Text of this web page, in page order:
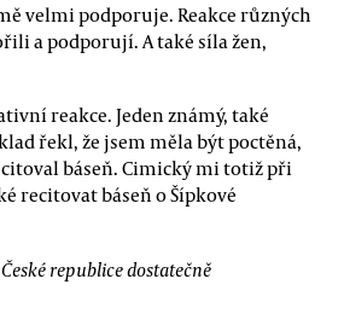
velmi podporuje. Reakce různých
a podporují. A také síla žen,
reakce. Jeden známý, také
řekl, že jsem měla být poctěná,
báseň. Cimický mi totiž při
recitovat báseň o Šípkové
republice dostatečně